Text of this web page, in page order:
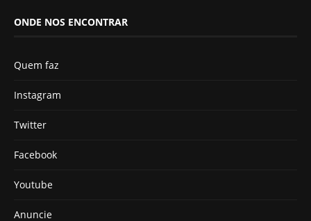
ONDE NOS ENCONTRAR
Quem faz
Instagram
Twitter
Facebook
Youtube
Anuncie